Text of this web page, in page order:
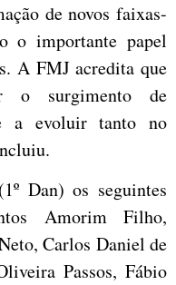
de novos faixas-
o importante papel
A FMJ acredita que
o surgimento de
a evoluir tanto no
Dan) os seguintes
Amorim Filho,
Carlos Daniel de
Passos, Fábio